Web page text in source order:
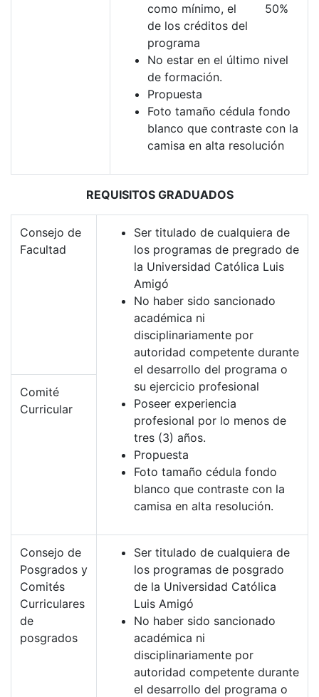
como mínimo, el 50%
de los créditos del
programa
No estar en el último nivel
de formación.
Propuesta
Foto tamaño cédula fondo
blanco que contraste con la
camisa en alta resolución
REQUISITOS GRADUADOS
Consejo de
Facultad
Ser titulado de cualquiera de
los programas de pregrado de
la Universidad Católica Luis
Amigó
No haber sido sancionado
académica ni
disciplinariamente por
autoridad competente durante
el desarrollo del programa o
su ejercicio profesional
Poseer experiencia
profesional por lo menos de
tres (3) años.
Propuesta
Foto tamaño cédula fondo
blanco que contraste con la
camisa en alta resolución.
Comité
Curricular
Consejo de
Posgrados y
Comités
Curriculares
de
posgrados
Ser titulado de cualquiera de
los programas de posgrado
de la Universidad Católica
Luis Amigó
No haber sido sancionado
académica ni
disciplinariamente por
autoridad competente durante
el desarrollo del programa o